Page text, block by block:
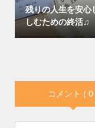
残りの人生を安心
しむための終活♫
コメント ( 0